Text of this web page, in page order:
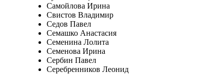
Самойлова Ирина
Свистов Владимир
Седов Павел
Семашко Анастасия
Семенина Лолита
Семенова Ирина
Сербин Павел
Серебренников Леонид